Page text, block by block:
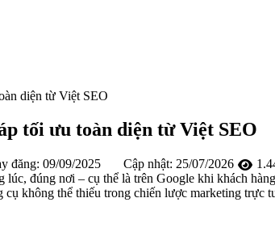
diện từ Việt SEO
tối ưu toàn diện từ Việt SEO
đăng: 09/09/2025 Cập nhật: 25/07/2026
lúc, đúng nơi – cụ thể là trên Google khi khách
không thể thiếu trong chiến lược marketing trực